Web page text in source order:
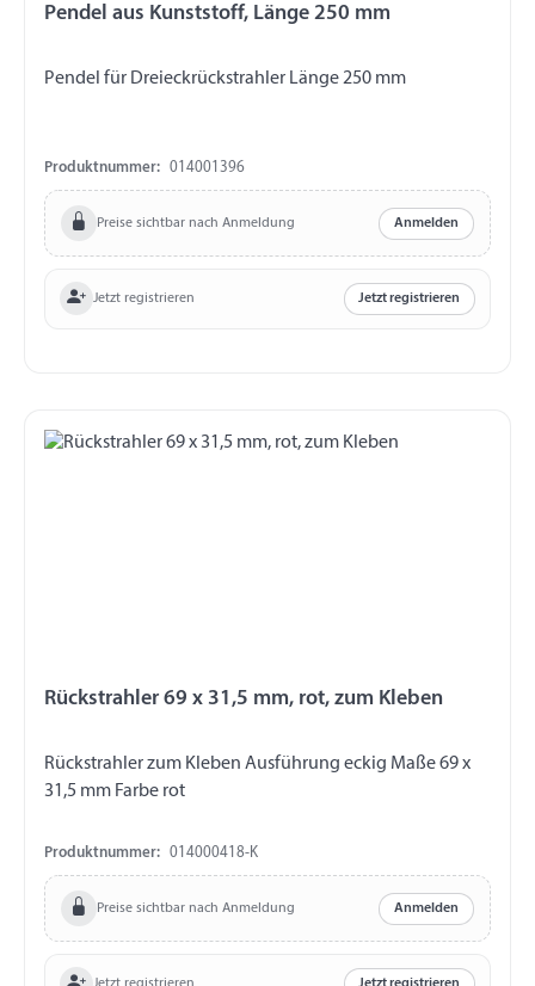
Pendel aus Kunststoff, Länge 250 mm
Pendel für Dreieckrückstrahler Länge 250 mm
Produktnummer: 014001396
Preise sichtbar nach Anmeldung Anmelden
Jetzt registrieren Jetzt registrieren
Rückstrahler 69 x 31,5 mm, rot, zum Kleben
Rückstrahler zum Kleben Ausführung eckig Maße 69 x
31,5 mm Farbe rot
Produktnummer: 014000418-K
Preise sichtbar nach Anmeldung Anmelden